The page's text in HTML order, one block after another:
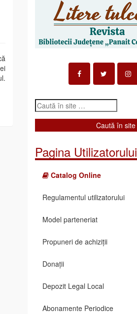
Pagina Utilizatorului
Catalog Online
Regulamentul utilizatorului
Model parteneriat
Propuneri de achiziții
Donații
Depozit Legal Local
Abonamente Periodice